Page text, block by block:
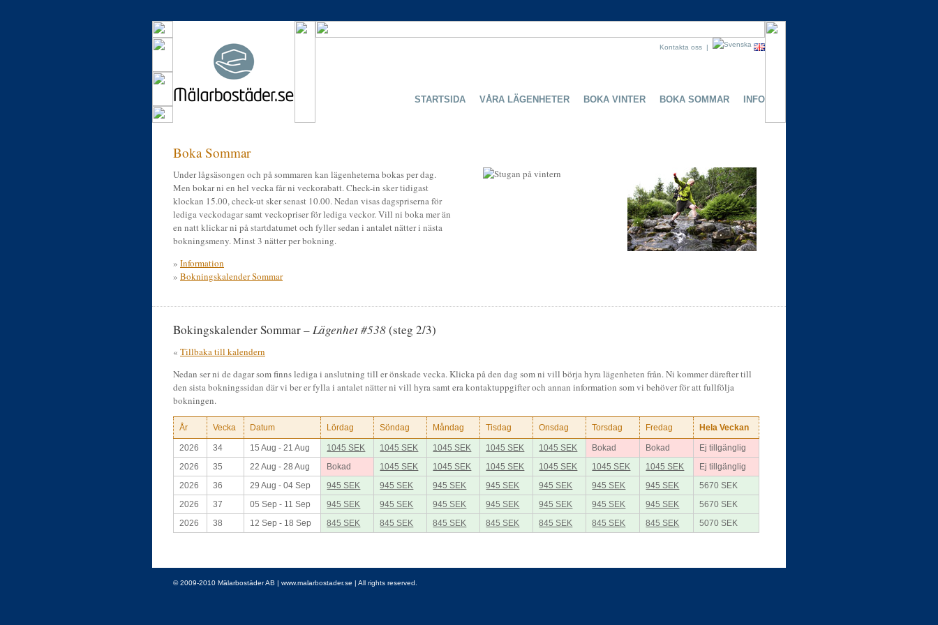
Kontakta oss |
STARTSIDA VÅRA LÄGENHETER BOKA VINTER BOKA SOMMAR INFO
Boka Sommar
Under lågsäsongen och på sommaren kan lägenheterna bokas per dag.
Men bokar ni en hel vecka får ni veckorabatt. Check-in sker tidigast
klockan 15.00, check-ut sker senast 10.00. Nedan visas dagspriserna för
lediga veckodagar samt veckopriser för lediga veckor. Vill ni boka mer än
en natt klickar ni på startdatumet och fyller sedan i antalet nätter i nästa
bokningsmeny. Minst 3 nätter per bokning.
» Information
» Bokningskalender Sommar
Bokingskalender Sommar –Lägenhet #538(steg 2/3)
« Tillbaka till kalendern
Nedan ser ni de dagar som finns lediga i anslutning till er önskade vecka. Klicka på den dag som ni vill börja hyra lägenheten från. Ni kommer därefter till
den sista bokningssidan där vi ber er fylla i antalet nätter ni vill hyra samt era kontaktuppgifter och annan information som vi behöver för att fullfölja
bokningen.
År Vecka Datum Lördag Söndag Måndag Tisdag Onsdag Torsdag Fredag Hela Veckan
2026 34 15 Aug - 21 Aug 1045 SEK 1045 SEK 1045 SEK 1045 SEK 1045 SEK Bokad Bokad
Ej tillgänglig
2026
35 22 Aug - 28 Aug Bokad 1045 SEK 1045 SEK 1045 SEK 1045 SEK 1045 SEK 1045 SEK
Ej tillgänglig
2026
36 29 Aug - 04 Sep 945 SEK 945 SEK 945 SEK 945 SEK 945 SEK 945 SEK 945 SEK
5670 SEK
2026
37 05 Sep - 11 Sep 945 SEK 945 SEK 945 SEK 945 SEK 945 SEK 945 SEK 945 SEK
5670 SEK
2026
38 12 Sep - 18 Sep 845 SEK 845 SEK 845 SEK 845 SEK 845 SEK 845 SEK 845 SEK 5070 SEK
© 2009-2010 Mälarbostäder AB | www.malarbostader.se | All rights reserved.